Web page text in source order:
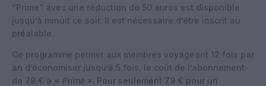
“Prime” avec une réduction de 50 euros est disponible
jusqu’à minuit ce soir. Il est nécessaire d’être inscrit au
préalable.
Ce programme permet aux membres voyageant 12 fois par
an d’économiser jusqu’à 5 fois, le coût de l’abonnement
de 79 € à « Prime ». Pour seulement 79 € pour un